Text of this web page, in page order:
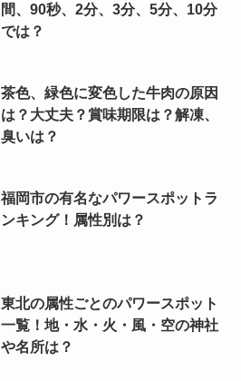
間、90秒、2分、3分、5分、10分
では？
茶色、緑色に変色した牛肉の原因
は？大丈夫？賞味期限は？解凍、
臭いは？
福岡市の有名なパワースポットラ
ンキング！属性別は？
東北の属性ごとのパワースポット
一覧！地・水・火・風・空の神社
や名所は？